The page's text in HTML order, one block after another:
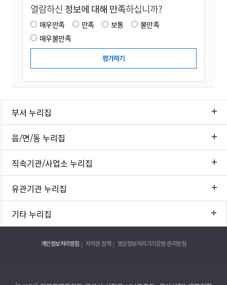
열람하신 정보에 대해 만족하십니까?
매우만족 만족 보통
불만족
매우불만족
부서 누리집
읍/면/동 누리집
직속기관/사업소 누리집
유관기관 누리집
기타 누리집
개인정보처리방침 저작권 정책 영상정보처리기기운영·관리방침